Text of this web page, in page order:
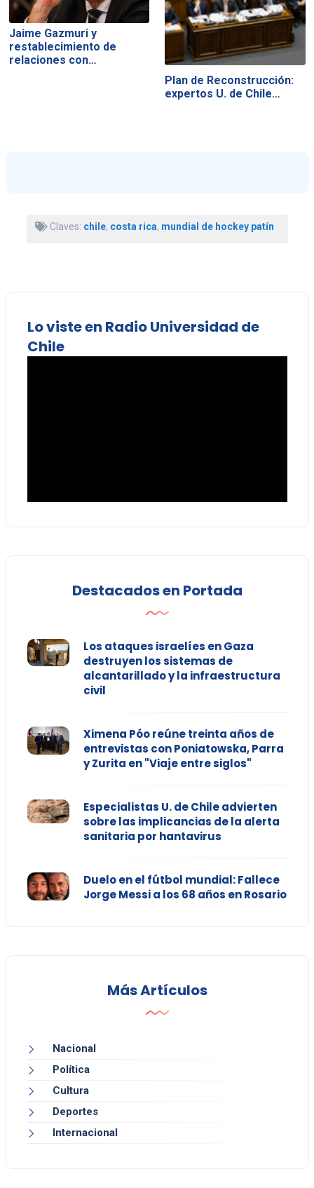
Jaime Gazmuri y
restablecimiento de
relaciones con…
Plan de Reconstrucción:
expertos U. de Chile…
Claves: chile, costa rica, mundial de hockey patín
Lo viste en Radio Universidad de
Chile
Destacados en Portada
Los ataques israelíes en Gaza
destruyen los sistemas de
alcantarillado y la infraestructura
civil
Ximena Póo reúne treinta años de
entrevistas con Poniatowska, Parra
y Zurita en "Viaje entre siglos"
Especialistas U. de Chile advierten
sobre las implicancias de la alerta
sanitaria por hantavirus
Duelo en el fútbol mundial: Fallece
Jorge Messi a los 68 años en Rosario
Más Artículos
Nacional
Política
Cultura
Deportes
Internacional